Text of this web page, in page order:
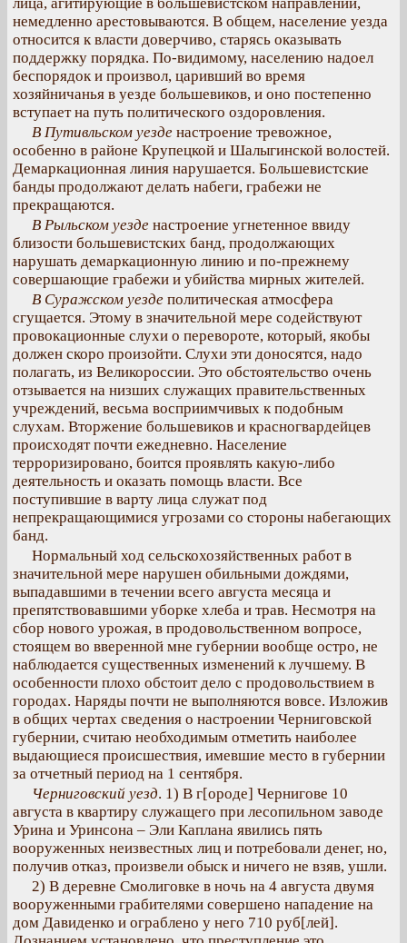
немедленно арестовываются. В общем, население уезда
относится к власти доверчиво, старясь оказывать
поддержку порядка. По-видимому, населению надоел
беспорядок и произвол, царивший во время
хозяйничанья в уезде большевиков, и оно постепенно
вступает на путь политического оздоровления.
В Путивльском уезде настроение тревожное,
особенно в районе Крупецкой и Шалыгинской волостей.
Демаркационная линия нарушается. Большевистские
банды продолжают делать набеги, грабежи не
прекращаются.
В Рыльском уезде настроение угнетенное ввиду
близости большевистских банд, продолжающих
нарушать демаркационную линию и по-прежнему
совершающие грабежи и убийства мирных жителей.
В Суражском уезде политическая атмосфера
сгущается. Этому в значительной мере содействуют
провокационные слухи о перевороте, который, якобы
должен скоро произойти. Слухи эти доносятся, надо
полагать, из Великороссии. Это обстоятельство очень
отзывается на низших служащих правительственных
учреждений, весьма восприимчивых к подобным
слухам. Вторжение большевиков и красногвардейцев
происходят почти ежедневно. Население
терроризировано, боится проявлять какую-либо
деятельность и оказать помощь власти. Все
поступившие в варту лица служат под
непрекращающимися угрозами со стороны набегающих
банд.
Нормальный ход сельскохозяйственных работ в
значительной мере нарушен обильными дождями,
выпадавшими в течении всего августа месяца и
препятствовавшими уборке хлеба и трав. Несмотря на
сбор нового урожая, в продовольственном вопросе,
стоящем во вверенной мне губернии вообще остро, не
наблюдается существенных изменений к лучшему. В
особенности плохо обстоит дело с продовольствием в
городах. Наряды почти не выполняются вовсе. Изложив
в общих чертах сведения о настроении Черниговской
губернии, считаю необходимым отметить наиболее
выдающиеся происшествия, имевшие место в губернии
за отчетный период на 1 сентября.
Черниговский уезд. 1) В г[ороде] Чернигове 10
августа в квартиру служащего при лесопильном заводе
Урина и Уринсона – Эли Каплана явились пять
вооруженных неизвестных лиц и потребовали денег, но,
получив отказ, произвели обыск и ничего не взяв, ушли.
2) В деревне Смолиговке в ночь на 4 августа двумя
вооруженными грабителями совершено нападение на
дом Давиденко и ограблено у него 710 руб[лей].